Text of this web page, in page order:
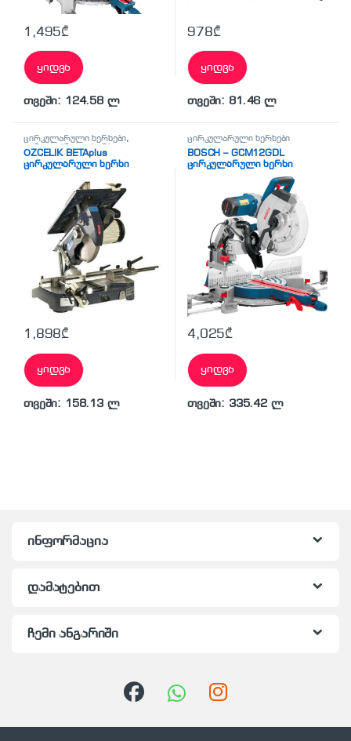
1,495₾
ყიდვა
თვეში: 124.58 ლ
978₾
ყიდვა
თვეში: 81.46 ლ
ცირკულარული ხერხები,
ცირკულარული ხერხი
ÖZCELIK BETAplus
ცირკულარული ხერხი
1,898₾
ყიდვა
თვეში: 158.13 ლ
ცირკულარული ხერხები
BOSCH – GCM12GDL
ცირკულარული ხერხი
4,025₾
ყიდვა
თვეში: 335.42 ლ
ინფორმაცია
დამატებით
ჩემი ანგარიში